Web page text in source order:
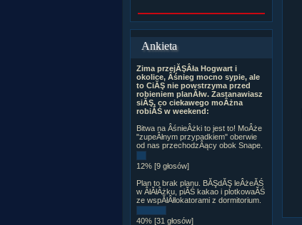
Ankieta
Zima przejĂŞÂła Hogwart i
okolice, Âśnieg mocno sypie, ale
to CiĂŞ nie powstrzyma przed
robieniem planĂłw. Zastanawiasz
siĂŞ, co ciekawego moÂżna
robiĂŚ w weekend:
Bitwa na ÂśnieÂżki to jest to! MoÂże
"zupeÂłnym przypadkiem" oberwie
od nas przechodzÂący obok Snape.
12% [9 głosów]
Plan to brak planu. BĂŞdĂŞ leÂżeĂŚ
w ÂłĂłÂżku, piĂŚ kakao i plotkowaĂŚ
ze wspĂłÂłlokatorami z dormitorium.
40% [31 głosów]